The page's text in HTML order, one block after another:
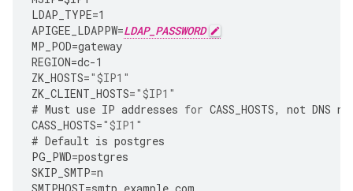
LDAP_TYPE=1
APIGEE_LDAPPW=LDAP_PASSWORD
MP_POD=gateway
REGION=dc-1
ZK_HOSTS="$IP1"
ZK_CLIENT_HOSTS="$IP1"
# Must use IP addresses for CASS_HOSTS, not DNS
CASS_HOSTS="$IP1"
# Default is postgres
PG_PWD=postgres
SKIP_SMTP=n